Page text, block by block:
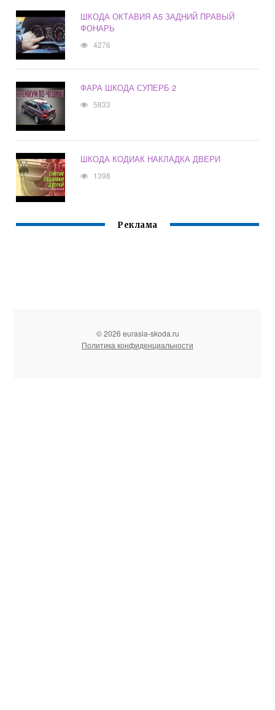
ШКОДА ОКТАВИЯ А5 ЗАДНИЙ ПРАВЫЙ
ФОНАРЬ
4276
ФАРА ШКОДА СУПЕРБ 2
5833
ШКОДА КОДИАК НАКЛАДКА ДВЕРИ
1398
Реклама
© 2026 eurasia-skoda.ru
Политика конфиденциальности